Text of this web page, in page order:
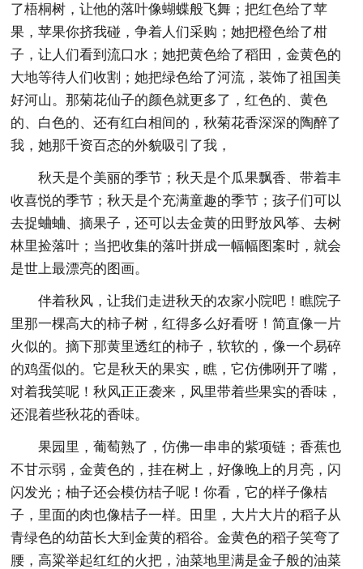
了梧桐树，让他的落叶像蝴蝶般飞舞；把红色给了苹
果，苹果你挤我碰，争着人们采购；她把橙色给了柑
子，让人们看到流口水；她把黄色给了稻田，金黄色的
大地等待人们收割；她把绿色给了河流，装饰了祖国美
好河山。那菊花仙子的颜色就更多了，红色的、黄色
的、白色的、还有红白相间的，秋菊花香深深的陶醉了
我，她那千资百态的外貌吸引了我，
秋天是个美丽的季节；秋天是个瓜果飘香、带着丰
收喜悦的季节；秋天是个充满童趣的季节；孩子们可以
去捉蛐蛐、摘果子，还可以去金黄的田野放风筝、去树
林里捡落叶；当把收集的落叶拼成一幅幅图案时，就会
是世上最漂亮的图画。
伴着秋风，让我们走进秋天的农家小院吧！瞧院子
里那一棵高大的柿子树，红得多么好看呀！简直像一片
火似的。摘下那黄里透红的柿子，软软的，像一个易碎
的鸡蛋似的。它是秋天的果实，瞧，它仿佛咧开了嘴，
对着我笑呢！秋风正正袭来，风里带着些果实的香味，
还混着些秋花的香味。
果园里，葡萄熟了，仿佛一串串的紫项链；香蕉也
不甘示弱，金黄色的，挂在树上，好像晚上的月亮，闪
闪发光；柚子还会模仿桔子呢！你看，它的样子像桔
子，里面的肉也像桔子一样。田里，大片大片的稻子从
青绿色的幼苗长大到金黄的稻谷。金黄色的稻子笑弯了
腰，高粱举起红红的火把，油菜地里满是金子般的油菜